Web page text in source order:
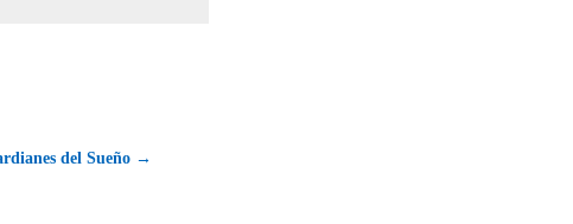
del Sueño →